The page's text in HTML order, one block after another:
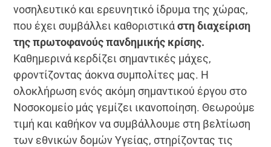
νοσηλευτικό και ερευνητικό ίδρυμα της χώρας,
που έχει συμβάλλει καθοριστικάστη διαχείριση
της πρωτοφανούς πανδημικής κρίσης.
Καθημερινά κερδίζει σημαντικές μάχες,
φροντίζοντας άοκνα συμπολίτες μας. Η
ολοκλήρωση ενός ακόμη σημαντικού έργου στο
Νοσοκομείο μάς γεμίζει ικανοποίηση. Θεωρούμε
τιμή και καθήκον να συμβάλλουμε στη βελτίωση
των εθνικών δομών Υγείας, στηρίζοντας τις